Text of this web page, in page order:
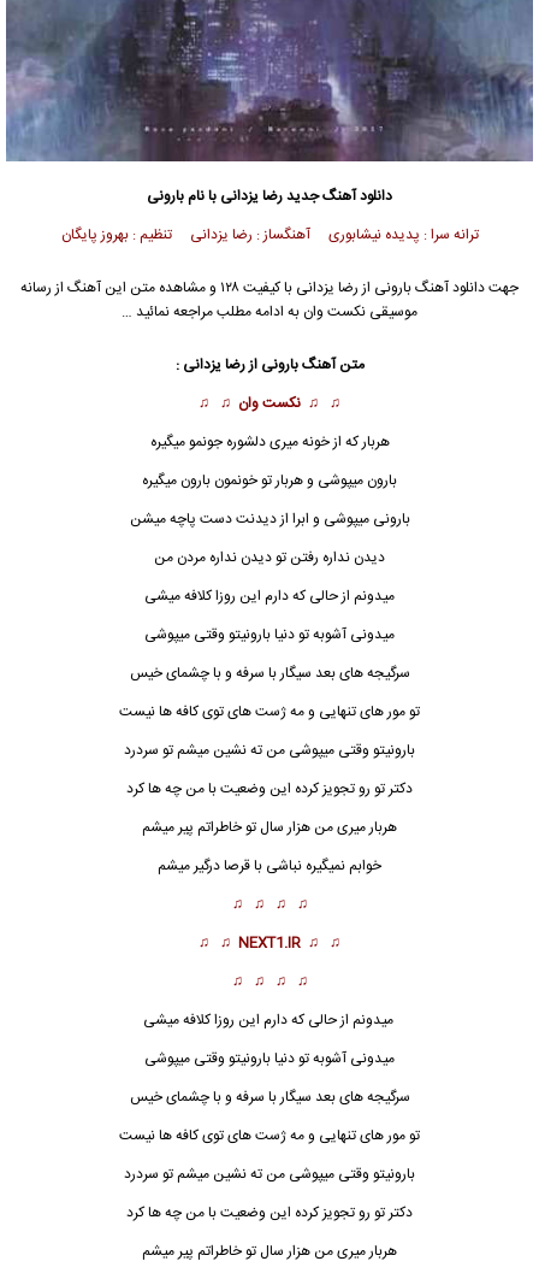
دانلود آهنگ جدیدرضا یزدانی با نام بارونی
ترانه سرا : پدیده نیشابوری آهنگساز : رضا یزدانی تنظیم : بهروز پایگان
جهت دانلود آهنگ بارونی از رضا یزدانی
با کیفیت ۱۲۸ و مشاهده متن این آهنگ از رسانه
موسیقی نکست وان به ادامه مطلب مراجعه نمائید …
متن آهنگ بارونی ازرضا یزدانی :
♫ ♫ نکست وان ♫ ♫
هربار که از خونه میری دلشوره جونمو میگیره
بارون میپوشی و هربار تو خونمون بارون میگیره
بارونی میپوشی و ابرا از دیدنت دست پاچه میشن
دیدن نداره رفتن تو دیدن نداره مردن من
میدونم از حالی که دارم این روزا کلافه میشی
میدونی آشوبه تو دنیا بارونیتو وقتی میپوشی
سرگیجه های بعد سیگار با سرفه و با چشمای خیس
تو مور های تنهایی و مه ژست های توی کافه ها نیست
بارونیتو وقتی میپوشی من ته نشین میشم تو سردرد
دکتر تو رو تجویز کرده این وضعیت با من چه ها کرد
هربار میری من هزار سال تو خاطراتم پیر میشم
خوابم نمیگیره نباشی با قرصا درگیر میشم
♫ ♫ ♫ ♫
♫ ♫
NEXT1.IR
♫ ♫
♫ ♫ ♫ ♫
میدونم از حالی که دارم این روزا کلافه میشی
میدونی آشوبه تو دنیا بارونیتو وقتی میپوشی
سرگیجه های بعد سیگار با سرفه و با چشمای خیس
تو مور های تنهایی و مه ژست های توی کافه ها نیست
بارونیتو وقتی میپوشی من ته نشین میشم تو سردرد
دکتر تو رو تجویز کرده این وضعیت با من چه ها کرد
هربار میری من هزار سال تو خاطراتم پیر میشم